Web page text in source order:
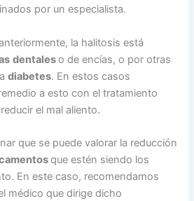
por un especialista.
la halitosis está
dentaleso de encías, o por otras
diabetes. En estos casos
a esto con el tratamiento
el mal aliento.
que se puede valorar la reducción
que estén siendo los
En este caso, recomendamos
médico que dirige dicho